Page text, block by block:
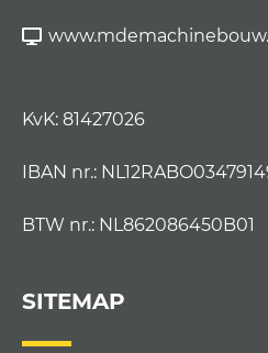
KvK: 81427026
IBAN nr.:
BTW nr.: NL862086450B01
SITEMAP